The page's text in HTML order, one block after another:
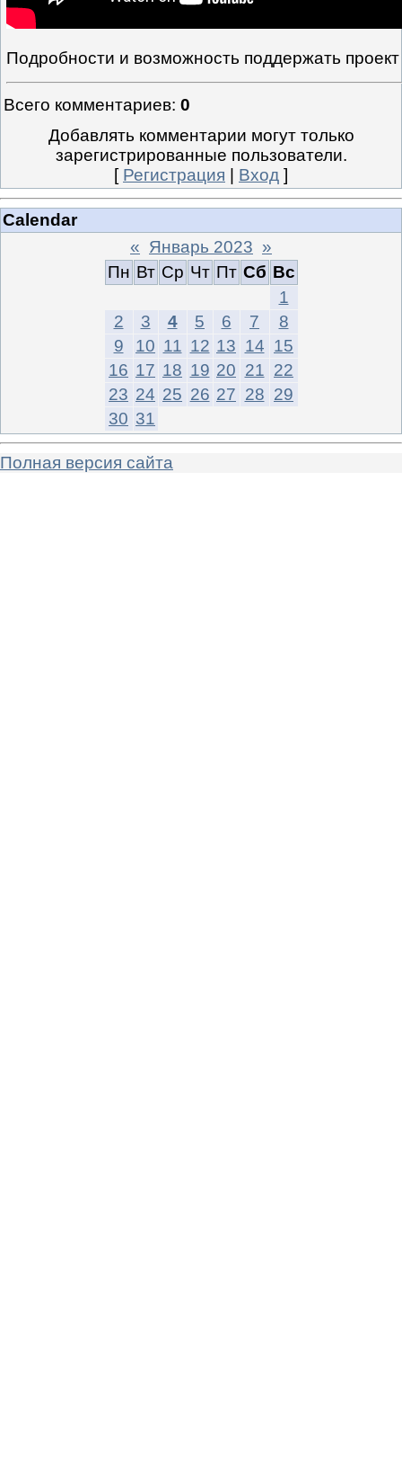
Подробности и возможность поддержать
Всего комментариев: 0
Добавлять комментарии могут только
зарегистрированные пользователи.
[ Регистрация Вход ]
Calendar
« Январь 2023 »
Пн Вт Ср Чт Пт Сб Вс
1
2
3 4 5 6 7
8
9
10 11 12 13 14 15
16 17 18 19 20 21 22
23 24 25 26 27 28 29
30 31
Полная версия сайта